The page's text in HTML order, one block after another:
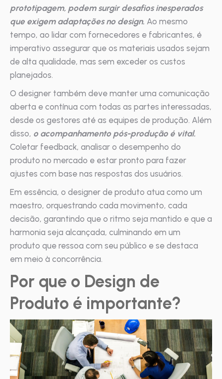
prototipagem, podem surgir desafios inesperados
que exigem adaptações no design. Ao mesmo
tempo, ao lidar com fornecedores e fabricantes, é
imperativo assegurar que os materiais usados sejam
de alta qualidade, mas sem exceder os custos
planejados.
O designer também deve manter uma comunicação
aberta e contínua com todas as partes interessadas,
desde os gestores até as equipes de produção. Além
disso, o acompanhamento pós-produção é vital.
Coletar feedback, analisar o desempenho do
produto no mercado e estar pronto para fazer
ajustes com base nas respostas dos usuários.
Em essência, o designer de produto atua como um
maestro, orquestrando cada movimento, cada
decisão, garantindo que o ritmo seja mantido e que a
harmonia seja alcançada, culminando em um
produto que ressoa com seu público e se destaca
em meio à concorrência.
Por que o Design de
Produto é importante?